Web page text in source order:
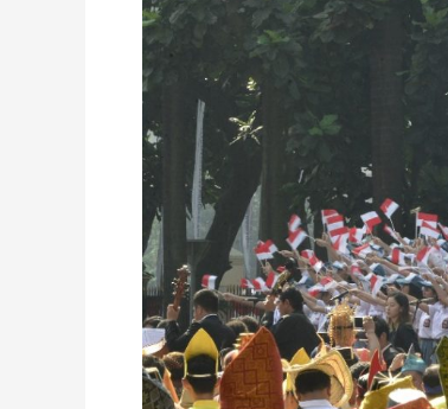
yang
Merata
dan
Berkualitas”
Jadi
Tema
Hardiknas
2017